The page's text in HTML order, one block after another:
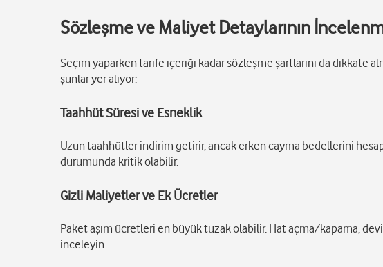
Sözleşme ve Maliyet Detaylarının
Seçim yaparken tarife içeriği kadar sözleşme şartlarını da dikkate
şunlar yer alıyor:
Taahhüt Süresi ve Esneklik
Uzun taahhütler indirim getirir, ancak erken cayma bedellerini
durumunda kritik olabilir.
Gizli Maliyetler ve Ek Ücretler
Paket aşım ücretleri en büyük tuzak olabilir. Hat açma/kapama,
inceleyin.